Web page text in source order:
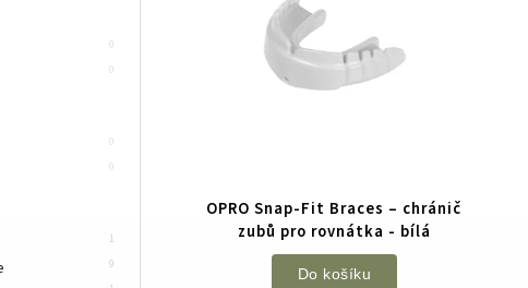
10
2
0
0
0
0
0
1
9
OPRO Snap-Fit Braces – chránič
zubů pro rovnátka - bílá
Do košíku